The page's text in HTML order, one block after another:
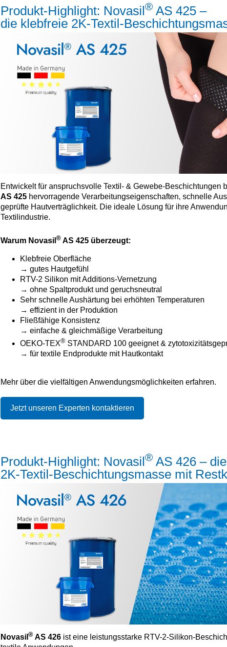
Produkt-Highlight: Novasil® AS 425 –
die klebfreie
Entwickelt für anspruchsvolle Textil- & Gewebe-Beschichtungen
AS 425 hervorragende Verarbeitungseigenschaften, schnelle
geprüfte Hautverträglichkeit. Die ideale Lösung für ihre
Textilindustrie. ​
Warum Novasil ® AS 425 überzeugt:​
Klebfreie Oberfläche
→ gutes Hautgefühl​
RTV-2 Silikon mit Additions-Vernetzung
→ ohne Spaltprodukt und geruchsneutral​
Sehr schnelle Aushärtung bei erhöhten Temperaturen
→ effizient in der Produktion​
Fließfähige Konsistenz
→ einfache & gleichmäßige Verarbeitung​
OEKO-TEX® STANDARD 100 geeignet &
→ für textile Endprodukte mit Hautkontakt​
Mehr über die vielfältigen Anwendungsmöglichkeiten erfahren.
Jetzt unseren Experten kontaktieren
Produkt-Highlight: Novasil® AS 426 – die
2K‑Textil‑Beschichtungsmasse mit
Novasil ® AS 426 ist eine leistungsstarke RTV-2-Silikon-